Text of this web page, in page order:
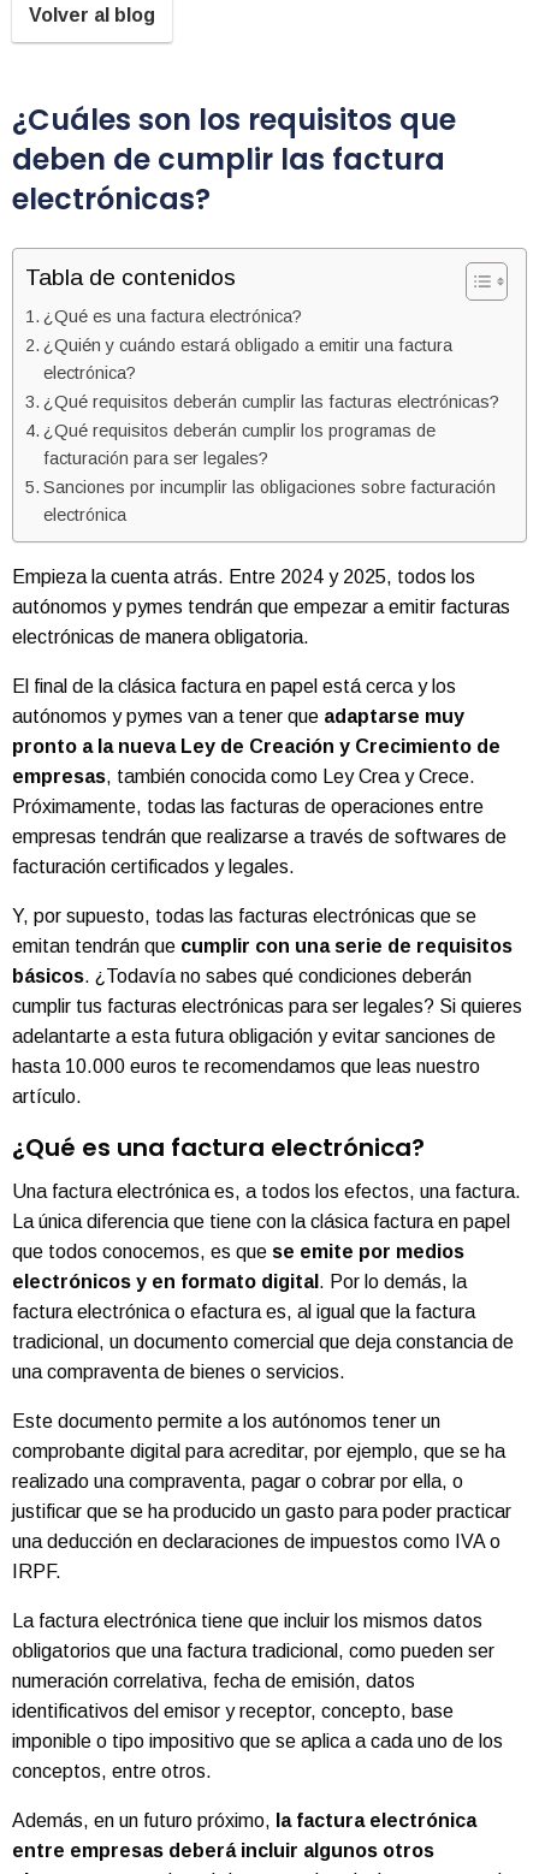
Volver al blog
¿Cuáles son los requisitos que
deben de cumplir las factura
electrónicas?
Tabla de contenidos
¿Qué es una factura electrónica?
¿Quién y cuándo estará obligado a emitir una factura
electrónica?
¿Qué requisitos deberán cumplir las facturas electrónicas?
¿Qué requisitos deberán cumplir los programas de
facturación para ser legales?
Sanciones por incumplir las obligaciones sobre facturación
electrónica
Empieza la cuenta atrás. Entre 2024 y 2025, todos los
autónomos y pymes tendrán que empezar a emitir facturas
electrónicas de manera obligatoria.
El final de la clásica factura en papel está cerca y los
autónomos y pymes van a tener que adaptarse muy
pronto a la nueva Ley de Creación y Crecimiento de
empresas, también conocida como Ley Crea y Crece.
Próximamente, todas las facturas de operaciones entre
empresas tendrán que realizarse a través de softwares de
facturación certificados y legales.
Y, por supuesto, todas las facturas electrónicas que se
emitan tendrán que cumplir con una serie de requisitos
básicos. ¿Todavía no sabes qué condiciones deberán
cumplir tus facturas electrónicas para ser legales? Si quieres
adelantarte a esta futura obligación y evitar sanciones de
hasta 10.000 euros te recomendamos que leas nuestro
artículo.
¿Qué es una factura electrónica?
Una factura electrónica es, a todos los efectos, una factura.
La única diferencia que tiene con la clásica factura en papel
que todos conocemos, es que se emite por medios
electrónicos y en formato digital . Por lo demás, la
factura electrónica o efactura es, al igual que la factura
tradicional, un documento comercial que deja constancia de
una compraventa de bienes o servicios.
Este documento permite a los autónomos tener un
comprobante digital para acreditar, por ejemplo, que se ha
realizado una compraventa, pagar o cobrar por ella, o
justificar que se ha producido un gasto para poder practicar
una deducción en declaraciones de impuestos como IVA o
IRPF.
La factura electrónica tiene que incluir los mismos datos
obligatorios que una factura tradicional, como pueden ser
numeración correlativa, fecha de emisión, datos
identificativos del emisor y receptor, concepto, base
imponible o tipo impositivo que se aplica a cada uno de los
conceptos, entre otros.
Además, en un futuro próximo, la factura electrónica
entre empresas deberá incluir algunos otros